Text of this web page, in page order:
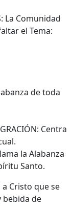
La Comunidad
el Tema:
de toda
Centra
la Alabanza
Santo.
a Cristo que se
bebida de